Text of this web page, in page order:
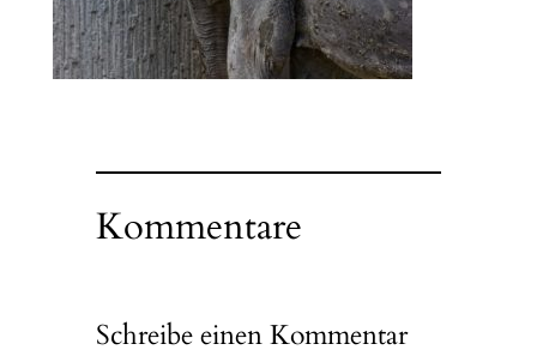
Kommentare
Schreibe einen Kommentar